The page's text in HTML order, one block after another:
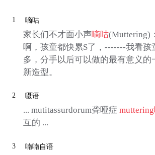
1 嘀咕
家长们不才面小声嘀咕(Muttering)
啊，孩童都快累S了，-------我看孩
多，分手以后可以做的最有意义的
新造型。
2 嗫语
... mutitassurdorum聋哑症 muttering
互的 ...
3 喃喃自语